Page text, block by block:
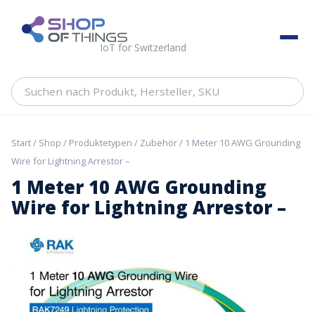
content ShopOfThings
IoT for Switzerland
Suchen
Hersteller,
Start/ Shop / Produktetypen / Zubehör/ 1 Meter 10 AWG Grounding
Wire for Lightning Arrestor –
1 Meter 10 AWG Grounding
Wire for Lightning Arrestor –